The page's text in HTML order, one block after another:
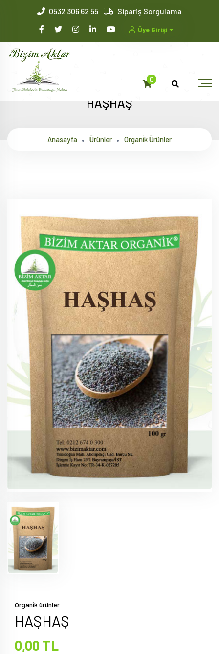
0532 306 62 55 Sipariş Sorgulama
Üye Girişi
0
HAŞHAŞ
Anasayfa Ürünler Organi̇k Ürünler
Organi̇k ürünler
HAŞHAŞ
0,00 TL